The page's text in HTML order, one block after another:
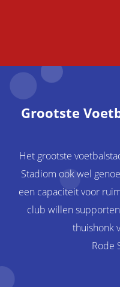
Grootste
Het grootste
Stadiom ook wel
een capaciteit voor
club willen
thuishonk
Rode